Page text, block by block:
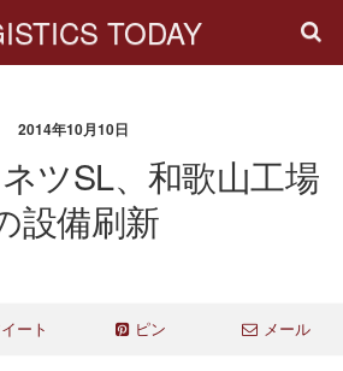
TODAY
2014年10月10日
ツSL、和歌山工場
設備刷新
ート ピン メール